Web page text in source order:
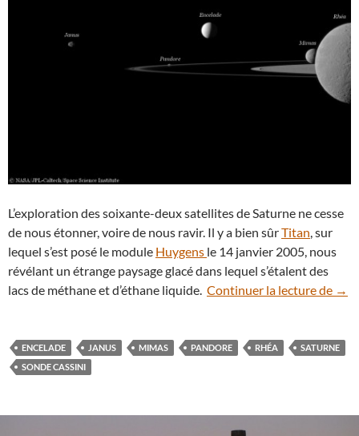
L’exploration des soixante-deux satellites de Saturne ne cesse
de nous étonner, voire de nous ravir. Il y a bien sûrTitan, sur
lequel s’est posé le module Huygens le 14 janvier 2005, nous
révélant un étrange paysage glacé dans lequel s’étalent des
lacs de méthane et d’éthane liquide. Continuer la lecture de →
ENCELADE JANUS MIMAS PANDORE RHÉA
SATURNE
SONDE CASSINI